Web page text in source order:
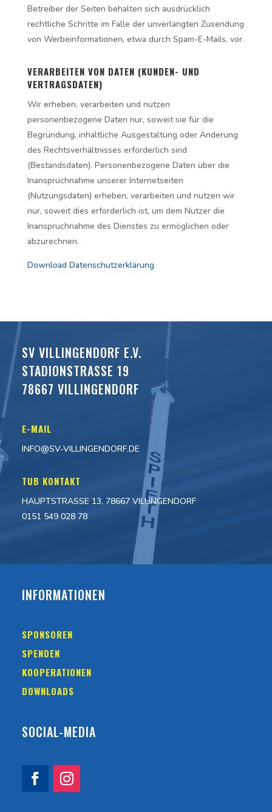
Betreiber der Seiten behalten sich ausdrücklich
rechtliche Schritte im Falle der unverlangten Zusendung
von Werbeinformationen, etwa durch Spam-E-Mails, vor.
VERARBEITEN VON DATEN (KUNDEN- UND
VERTRAGSDATEN)
Wir erheben, verarbeiten und nutzen
personenbezogene Daten nur, soweit sie für die
Begründung, inhaltliche Ausgestaltung oder Änderung
des Rechtsverhältnisses erforderlich sind
(Bestandsdaten). Personenbezogene Daten über die
Inanspruchnahme unserer Internetseiten
(Nutzungsdaten) erheben, verarbeiten und nutzen wir
nur, soweit dies erforderlich ist, um dem Nutzer die
Inanspruchnahme des Dienstes zu ermöglichen oder
abzurechnen.
Download Datenschutzerklärung
SV VILLINGENDORF E.V.
STADIONSTRASSE 19
78667 VILLINGENDORF
E-MAIL
INFO@SV-VILLINGENDORF.DE
TUB KONTAKT
HAUPTSTRASSE 13, 78667 VILLINGENDORF
0151 549 028 78
INFORMATIONEN
SPONSOREN
SPENDEN
KOOPERATIONEN
DOWNLOADS
SOCIAL-MEDIA